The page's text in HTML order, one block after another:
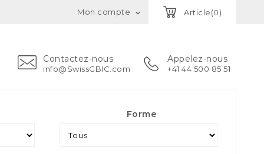
Article(0)
Mon compte 
Contactez-nous
info@SwissGBIC.com
Appelez-nous
+41 44 500 85 51
Forme